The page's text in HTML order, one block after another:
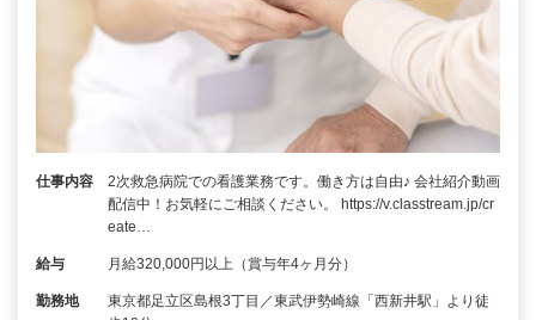
仕事内容
2次救急病院での看護業務です。働き方は自由♪ 会社紹介動画
配信中！お気軽にご相談ください。 https://v.classtream.jp/cr
eate…
給与 月給320,000円以上（賞与年4ヶ月分）
勤務地
東京都足立区島根3丁目／東武伊勢崎線「西新井駅」より徒